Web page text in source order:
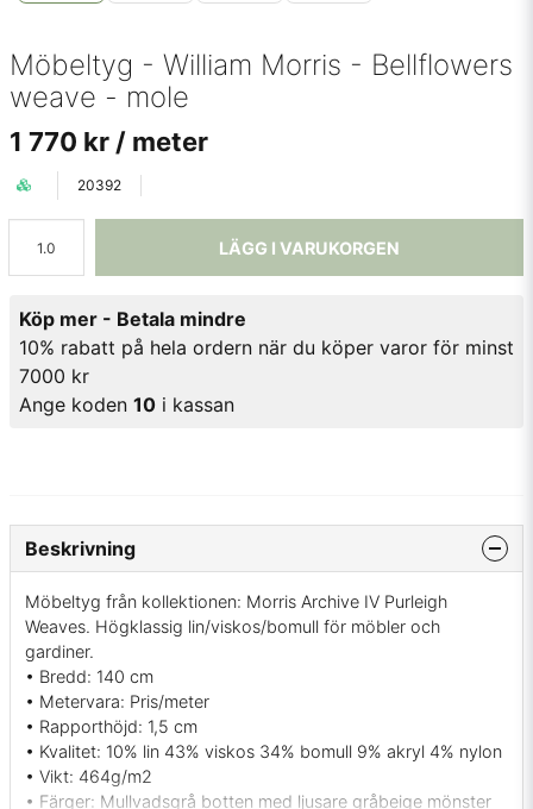
Möbeltyg - William Morris - Bellflowers
weave - mole
1 770 kr / meter
20392
LÄGG I VARUKORGEN
Köp mer - Betala mindre
10% rabatt på hela ordern när du köper varor för minst
7000 kr
Ange koden 10 i kassan
Beskrivning
Möbeltyg från kollektionen: Morris Archive IV Purleigh
Weaves. Högklassig lin/viskos/bomull för möbler och
gardiner.
• Bredd: 140 cm
• Metervara: Pris/meter
• Rapporthöjd: 1,5 cm
• Kvalitet: 10% lin 43% viskos 34% bomull 9% akryl 4% nylon
• Vikt: 464g/m2
• Färger: Mullvadsgrå botten med ljusare gråbeige mönster